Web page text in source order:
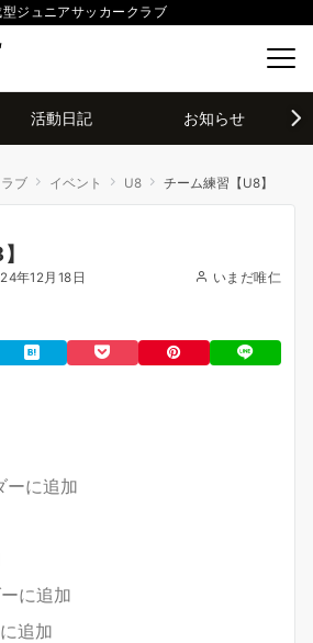
ジュニアサッカークラブ
活動日記 お知らせ
ブ イベント U8 チーム練習【U8】
年12月18日 いまだ唯仁
ーに追加
に追加
追加